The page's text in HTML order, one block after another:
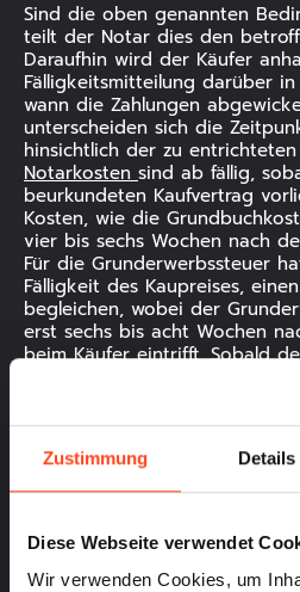
Zustimmung Details
Diese Webseite verwendet
Wir verwenden Cookies, um
Sind die oben genannten
teilt der Notar dies den
Daraufhin wird der Käufer
Fälligkeitsmitteilung darüber
wann die Zahlungen
unterscheiden sich die
hinsichtlich der zu entrichteten
Notarkosten sind ab fällig,
beurkundeten Kaufvertrag
Kosten, wie die
vier bis sechs Wochen nach
Für die Grunderwerbssteuer
Fälligkeit des Kaupreises,
begleichen, wobei der
erst sechs bis acht Wochen
beim Käufer eintrifft. Sobald
Zahlungen nachgekommen
sowohl die
Löschung der
Käufer ist ab dem Zeitpunkt
Übergabe der Immobilie für